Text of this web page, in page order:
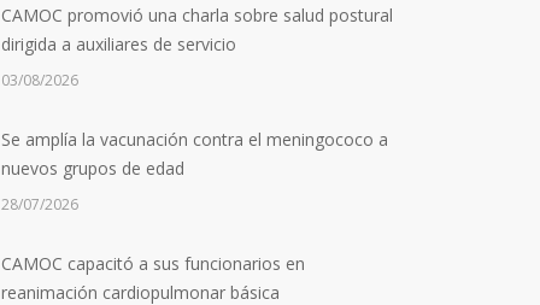
CAMOC promovió una charla sobre salud postural
dirigida a auxiliares de servicio
03/08/2026
Se amplía la vacunación contra el meningococo a
nuevos grupos de edad
28/07/2026
CAMOC capacitó a sus funcionarios en
reanimación cardiopulmonar básica